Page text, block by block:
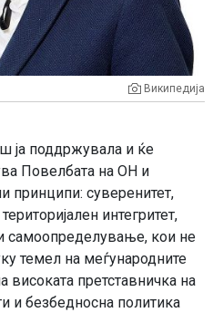
Википедија
ја поддржувала и ќе
Повелбата на ОН и
принципи: суверенитет,
интегритет,
самоопределување, кои не
темел на меѓународните
високата претставничка на
и безбедносна политика